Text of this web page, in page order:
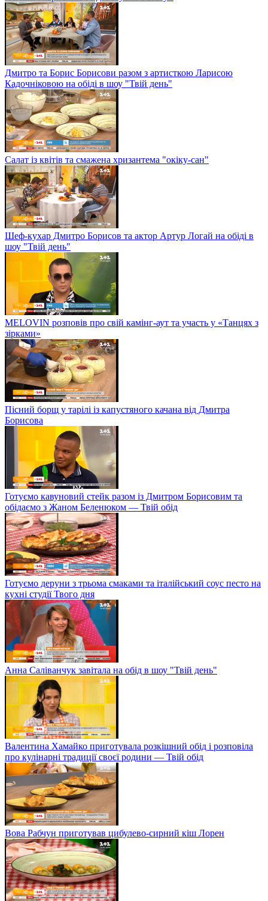
Дмитро та Борис Борисови разом з артисткою Ларисою
Кадочніковою на обіді в шоу "Твій день"
Салат із квітів та смажена хризантема "окіку-сан"
Шеф-кухар Дмитро Борисов та актор Артур Логай на обіді в
шоу "Твій день"
MELOVIN розповів про свій камінг-аут та участь у «Танцях з
зірками»
Пісний борщ у тарілі із капустяного качана від Дмитра
Борисова
Готуємо кавуновий стейк разом із Дмитром Борисовим та
обідаємо з Жаном Беленюком — Твій обід
Готуємо деруни з трьома смаками та італійський соус песто на
кухні студії Твого дня
Анна Саліванчук завітала на обід в шоу "Твій день"
Валентина Хамайко приготувала розкішний обід і розповіла
про кулінарні традиції своєї родини — Твій обід
Вова Рабчун приготував цибулево-сирний кіш Лорен